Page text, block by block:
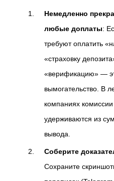
Немедленно
любые доплаты:
требуют оплатить
«страховку
«верификацию» —
вымогательство. В
компаниях комиссии
удерживаются из
вывода.
Соберите
Сохраните